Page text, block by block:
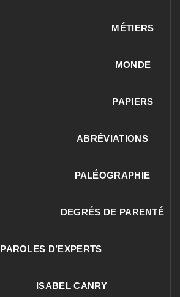
MÉTIERS
MONDE
PAPIERS
ABRÉVIATIONS
PALÉOGRAPHIE
DEGRÉS DE PARENTÉ
PAROLES D’EXPERTS
ISABEL CANRY